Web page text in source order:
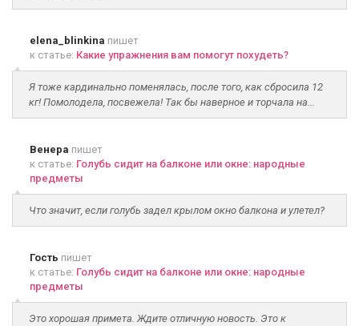
elena_blinkina пишет
к статье: Какие упражнения вам помогут похудеть?
Я тоже кардинально поменялась, после того, как сбросила 12
кг! Помолодела, посвежела! Так бы наверное и торчала на...
Венера пишет
к статье: Голубь сидит на балконе или окне: народные
предметы
Что значит, если голубь задел крылом окно балкона и улетел?
Гость пишет
к статье: Голубь сидит на балконе или окне: народные
предметы
Это хорошая примета. Ждите отличную новость. Это к